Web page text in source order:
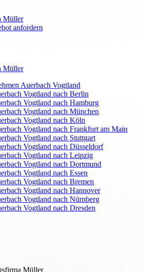
Müller
anfordern
Müller
Auerbach Vogtland
Vogtland nach Berlin
Vogtland nach Hamburg
Vogtland nach München
Vogtland nach Köln
Vogtland nach Frankfurt am Main
Vogtland nach Stuttgart
Vogtland nach Düsseldorf
Vogtland nach Leipzig
Vogtland nach Dortmund
Vogtland nach Essen
Vogtland nach Bremen
Vogtland nach Hannover
Vogtland nach Nürnberg
Vogtland nach Dresden
Müller